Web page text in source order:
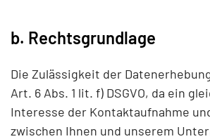
b. Rechtsgrundlage
Die Zulässigkeit der
Art. 6 Abs. 1 lit. f) DSGVO, da ein
Interesse der Kontaktaufnahme
zwischen Ihnen und unserem